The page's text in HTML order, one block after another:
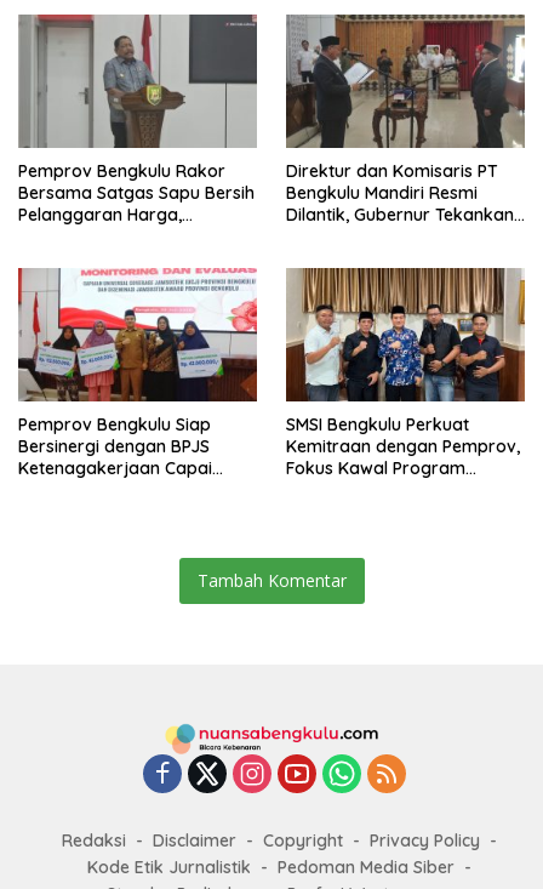
Pemprov Bengkulu Rakor
Bersama Satgas Sapu Bersih
Pelanggaran Harga,
Masih Jadi Sorotan
Direktur dan Komisaris PT
Bengkulu Mandiri Resmi
Dilantik, Gubernur Tekankan
Pemprov Bengkulu Siap
Bersinergi dengan BPJS
Ketenagakerjaan Capai
SMSI Bengkulu Perkuat
Kemitraan dengan Pemprov,
Fokus Kawal Program
Tambah Komentar
Redaksi Disclaimer Copyright
Privacy Policy
Kode Etik Jurnalistik
Pedoman Media Siber